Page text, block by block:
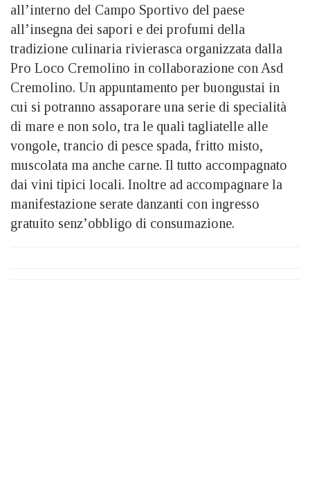
all’interno del Campo Sportivo del paese
all’insegna dei sapori e dei profumi della
tradizione culinaria rivierasca organizzata dalla
Pro Loco Cremolino in collaborazione con Asd
Cremolino. Un appuntamento per buongustai in
cui si potranno assaporare una serie di specialità
di mare e non solo, tra le quali tagliatelle alle
vongole, trancio di pesce spada, fritto misto,
muscolata ma anche carne. Il tutto accompagnato
dai vini tipici locali. Inoltre ad accompagnare la
manifestazione serate danzanti con ingresso
gratuito senz’obbligo di consumazione.